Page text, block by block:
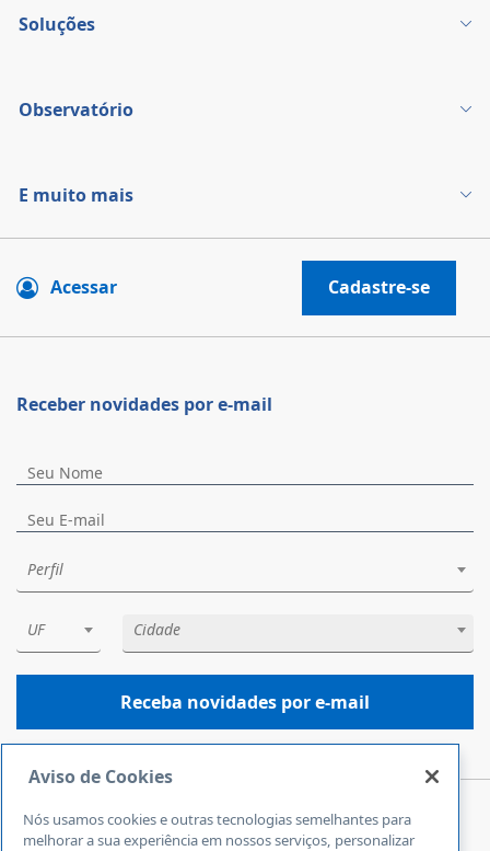
Soluções
Observatório
E muito mais
Acessar Cadastre-se
Central de Atendimento
Receber novidades por e-mail
Perfil
UF Cidade
Receba novidades por e-mail
Aviso de Cookies
Nós usamos cookies e outras tecnologias semelhantes para
melhorar a sua experiência em nossos serviços, personalizar